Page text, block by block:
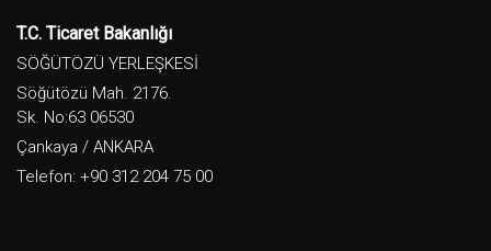
T.C. Ticaret Bakanlığı
SÖĞÜTÖZÜ YERLEŞKESİ
Söğütözü Mah. 2176.
Sk. No:63 06530
Çankaya / ANKARA
Telefon: +90 312 204 75 00